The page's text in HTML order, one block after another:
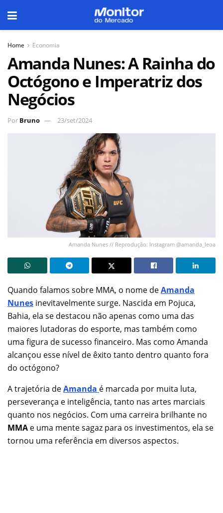
Home Economia
Amanda Nunes: A Rainha do
Octógono e Imperatriz dos
Negócios
Por Bruno 23/set/2024
Amanda Nunes // Reprodução: Instagram @amanda_leoa
Quando falamos sobre MMA, o nome deAmanda
Nunes inevitavelmente surge. Nascida em Pojuca,
Bahia, ela se destacou não apenas como uma das
maiores lutadoras do esporte, mas também como
uma figura de sucesso financeiro. Mas como Amanda
alcançou esse nível de êxito tanto dentro quanto fora
do octógono?
A trajetória deAmanda é marcada por muita luta,
perseverança e inteligência, tanto nas artes marciais
quanto nos negócios. Com uma carreira brilhante no
MMA e uma mente sagaz para os investimentos, ela se
tornou uma referência em diversos aspectos.